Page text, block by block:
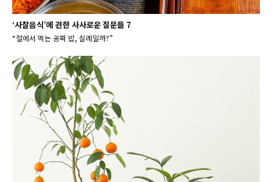
‘사찰음식’에 관한 사사로운 질문들 7
“절에서 먹는 공짜 밥, 실례일까?”